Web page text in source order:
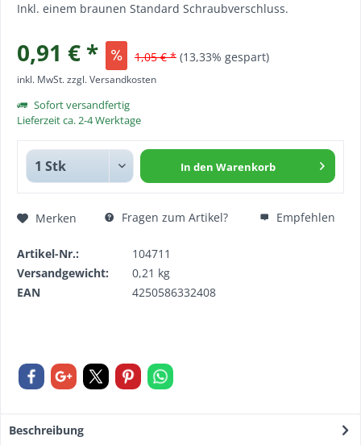
Inkl. einem braunen Standard Schraubverschluss.
0,91 € * 1,05 € * (13,33% gespart)
inkl. MwSt.zzgl. Versandkosten
Sofort versandfertig
Lieferzeit ca. 2-4 Werktage
In den Warenkorb
Merken Fragen zum Artikel? Empfehlen
Artikel-Nr.:
104711
Versandgewicht:
0,21 kg
EAN
4250586332408
Beschreibung